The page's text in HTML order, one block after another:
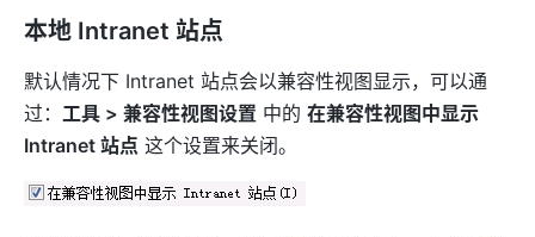
本地 Intranet 站点
默认情况下 Intranet 站点会以兼容性视图显示，可以通
过： 工具 > 兼容性视图设置 中的 在兼容性视图中显示
Intranet 站点 这个设置来关闭。